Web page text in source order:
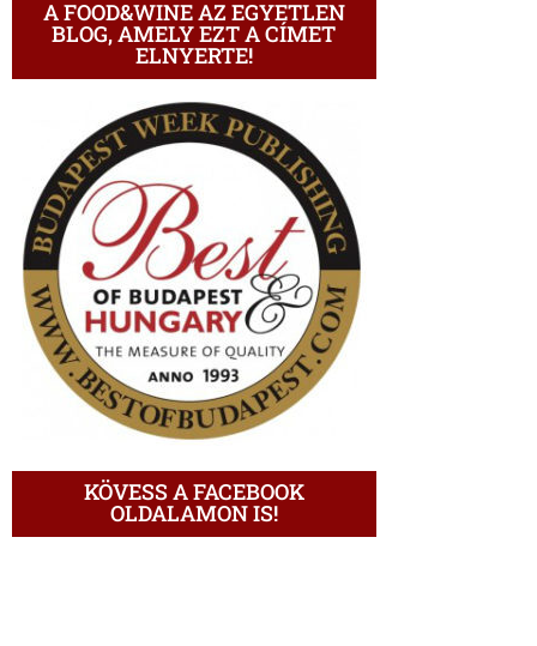
A FOOD&WINE AZ EGYETLEN
BLOG, AMELY EZT A CÍMET
ELNYERTE!
KÖVESS A FACEBOOK
OLDALAMON IS!